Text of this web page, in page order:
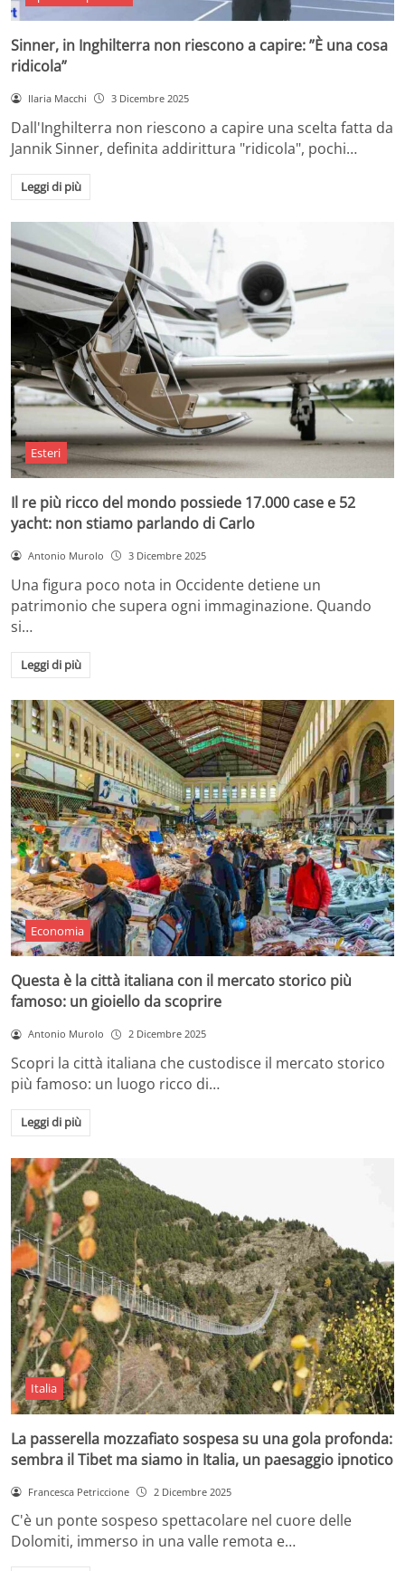
Sinner, in Inghilterra non riescono a capire: ”È una cosa
ridicola”
Ilaria Macchi 3 Dicembre 2025
Dall'Inghilterra non riescono a capire una scelta fatta da
Jannik Sinner, definita addirittura "ridicola", pochi…
Leggi di più
Esteri
Il re più ricco del mondo possiede 17.000 case e 52
yacht: non stiamo parlando di Carlo
Antonio Murolo 3 Dicembre 2025
Una figura poco nota in Occidente detiene un
patrimonio che supera ogni immaginazione. Quando
si…
Leggi di più
Economia
Questa è la città italiana con il mercato storico più
famoso: un gioiello da scoprire
Antonio Murolo 2 Dicembre 2025
Scopri la città italiana che custodisce il mercato storico
più famoso: un luogo ricco di…
Leggi di più
Italia
La passerella mozzafiato sospesa su una gola profonda:
sembra il Tibet ma siamo in Italia, un paesaggio ipnotico
Francesca Petriccione 2 Dicembre 2025
C'è un ponte sospeso spettacolare nel cuore delle
Dolomiti, immerso in una valle remota e…